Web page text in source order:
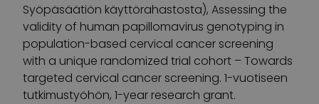
Syöpäsäätiön käyttörahastosta), Assessing the
validity of human papillomavirus genotyping in
population-based cervical cancer screening
with a unique randomized trial cohort – Towards
targeted cervical cancer screening. 1-vuotiseen
tutkimustyöhön, 1-year research grant.